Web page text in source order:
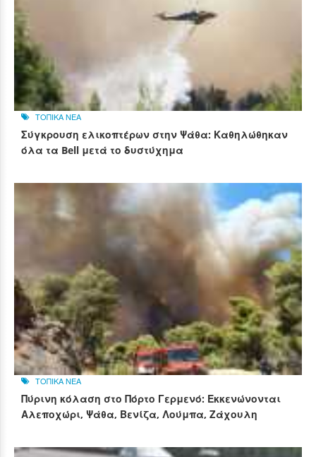
ΤΟΠΙΚΑ ΝΕΑ
Σύγκρουση ελικοπτέρων στην Ψάθα: Καθηλώθηκαν
όλα τα Bell μετά το δυστύχημα
ΤΟΠΙΚΑ ΝΕΑ
Πύρινη κόλαση στο Πόρτο Γερμενό: Εκκενώνονται
Αλεποχώρι, Ψάθα, Βενίζα, Λούμπα, Ζάχουλη